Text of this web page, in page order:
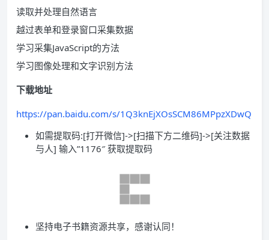
读取并处理自然语言
越过表单和登录窗口采集数据
学习采集JavaScript的方法
学习图像处理和文字识别方法
下载地址
https://pan.baidu.com/s/1Q3knEjXOsSCM86MPpzXDwQ
如需提取码:[打开微信]->[扫描下方二维码]->[关注数据
与人] 输入”1176″ 获取提取码
坚持电子书籍资源共享，感谢认同！